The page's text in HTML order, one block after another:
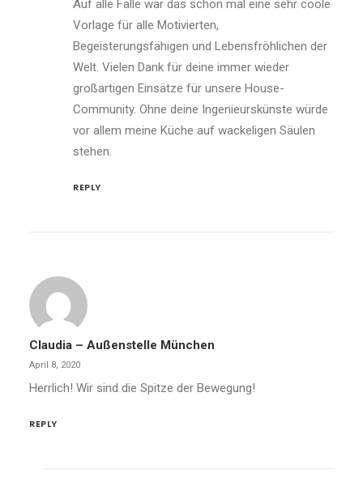
Auf alle Fälle war das schon mal eine sehr coole
Vorlage für alle Motivierten,
Begeisterungsfähigen und Lebensfröhlichen der
Welt. Vielen Dank für deine immer wieder
großartigen Einsätze für unsere House-
Community. Ohne deine Ingenieurskünste würde
vor allem meine Küche auf wackeligen Säulen
stehen.
REPLY
Claudia – Außenstelle München
April 8, 2020
Herrlich! Wir sind die Spitze der Bewegung!
REPLY